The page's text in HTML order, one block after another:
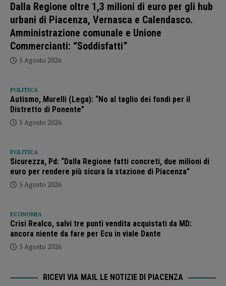
Dalla Regione oltre 1,3 milioni di euro per gli hub
urbani di Piacenza, Vernasca e Calendasco.
Amministrazione comunale e Unione
Commercianti: “Soddisfatti”
5 Agosto 2026
POLITICA
Autismo, Murelli (Lega): “No al taglio dei fondi per il
Distretto di Ponente”
5 Agosto 2026
POLITICA
Sicurezza, Pd: “Dalla Regione fatti concreti, due milioni di
euro per rendere più sicura la stazione di Piacenza”
5 Agosto 2026
ECONOMIA
Crisi Realco, salvi tre punti vendita acquistati da MD:
ancora niente da fare per Ecu in viale Dante
5 Agosto 2026
RICEVI VIA MAIL LE NOTIZIE DI PIACENZA